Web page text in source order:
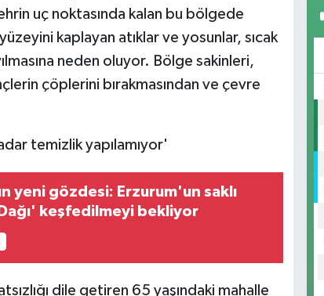
uç noktasında kalan bu bölgede
kaplayan atıklar ve yosunlar, sıcak
neden oluyor. Bölge sakinleri,
çöplerini bırakmasından ve çevre
temizlik yapılamıyor'
yeni gözdesi: Erzurum'un saklı
keşfedilmeyi bekliyor
dile getiren 65 yaşındaki mahalle